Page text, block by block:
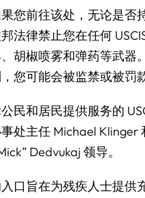
您前往该处，无论是否
法律禁止您在任何
胡椒喷雾和弹药等武器
您可能会被监禁或被罚款
民和居民提供服务的
处主任 Michael Klinger
Dedvukaj 领导。
口旨在为残疾人士提供